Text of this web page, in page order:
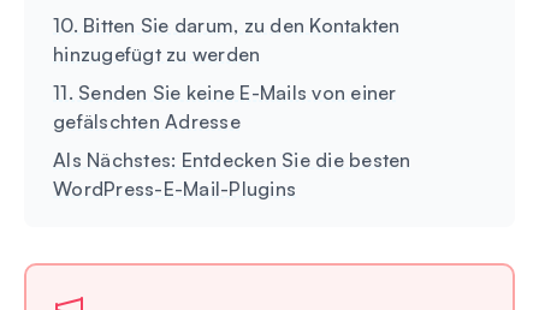
10. Bitten Sie darum, zu den Kontakten
hinzugefügt zu werden
11. Senden Sie keine E-Mails von einer
gefälschten Adresse
Als Nächstes: Entdecken Sie die besten
WordPress-E-Mail-Plugins